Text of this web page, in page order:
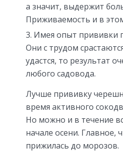
а значит, выдержит
Приживаемость и в
Имея опыт прививки
Они с трудом
удастся, то результат
любого садовода.
Лучше прививку
время активного
Но можно и в течение
начале осени. Главное,
прижилась до морозов.